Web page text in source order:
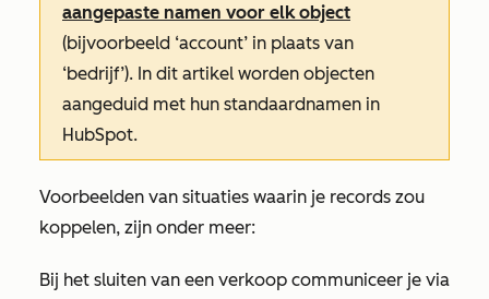
aangepaste namen voor elk object
(bijvoorbeeld ‘account’ in plaats van
‘bedrijf’). In dit artikel worden objecten
aangeduid met hun standaardnamen in
HubSpot.
Voorbeelden van situaties waarin je records zou
koppelen, zijn onder meer:
Bij het sluiten van een verkoop communiceer je via